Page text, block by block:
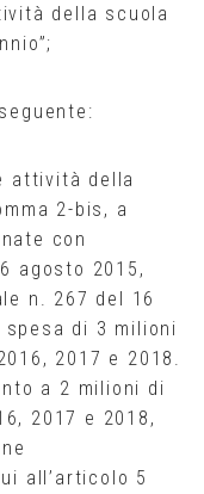
della scuola
attività della
2-bis, a
con
agosto 2015,
n. 267 del 16
di 3 milioni
2017 e 2018.
a 2 milioni di
2017 e 2018,
all’articolo 5